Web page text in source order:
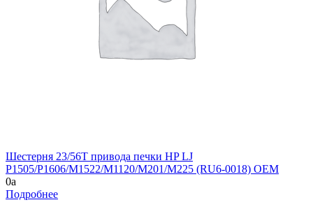
Шестерня 23/56T привода печки HP LJ
P1505/P1606/M1522/M1120/M201/M225 (RU6-0018) OEM
0a
Подробнее